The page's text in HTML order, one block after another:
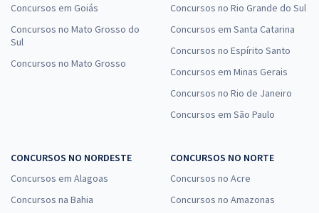
Concursos em Goiás
Concursos no Mato Grosso do
Sul
Concursos no Mato Grosso
Concursos no Rio Grande do Sul
Concursos em Santa Catarina
Concursos no Espírito Santo
Concursos em Minas Gerais
Concursos no Rio de Janeiro
Concursos em São Paulo
CONCURSOS NO NORDESTE
Concursos em Alagoas
Concursos na Bahia
CONCURSOS NO NORTE
Concursos no Acre
Concursos no Amazonas